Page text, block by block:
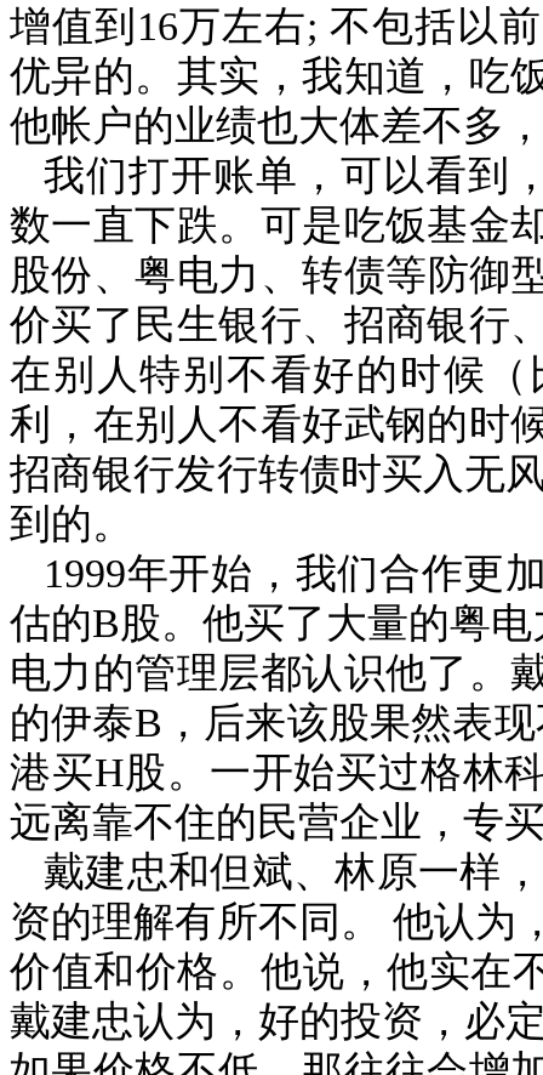
增值到 16万左右;不包括以
优异的。其实，我知道，吃
他帐户的业绩也大体差不多
我们打开账单，可以看到
数一直下跌。可是吃饭基金
股份、粤电力、转债等防御
价买了民生银行、招商银行
在别人特别不看好的时候
利，在别人不看好武钢的时
招商银行发行转债时买入无
到的。
1999年开始，我们合作更
估的B股。他买了大量的粤电
电力的管理层都认识他了。
的伊泰B ，后来该股果然表
港买H股。一开始买过格林
远离靠不住的民营企业，专
戴建忠和但斌、林原一样，
资的理解有所不同。
他认为
价值和价格。他说，他实在
戴建忠认为，好的投资，必